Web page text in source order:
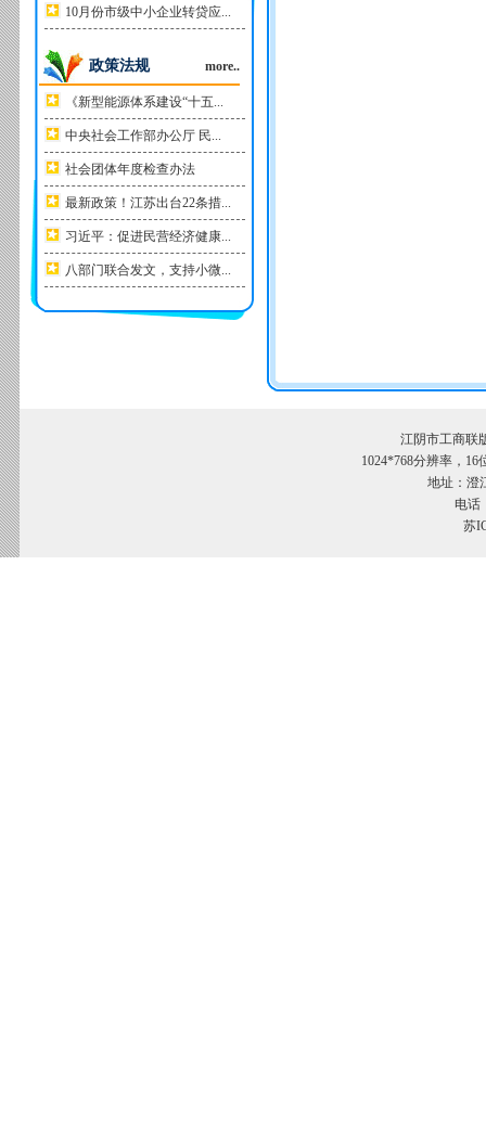
10月份市级中小企业转贷应...
政策法规 more..
《新型能源体系建设“十五...
中央社会工作部办公厅 民...
社会团体年度检查办法
最新政策！江苏出台22条措...
习近平：促进民营经济健康...
八部门联合发文，支持小微...
江阴市工商联
1024*768分辨率，
地址：澄
电话
苏